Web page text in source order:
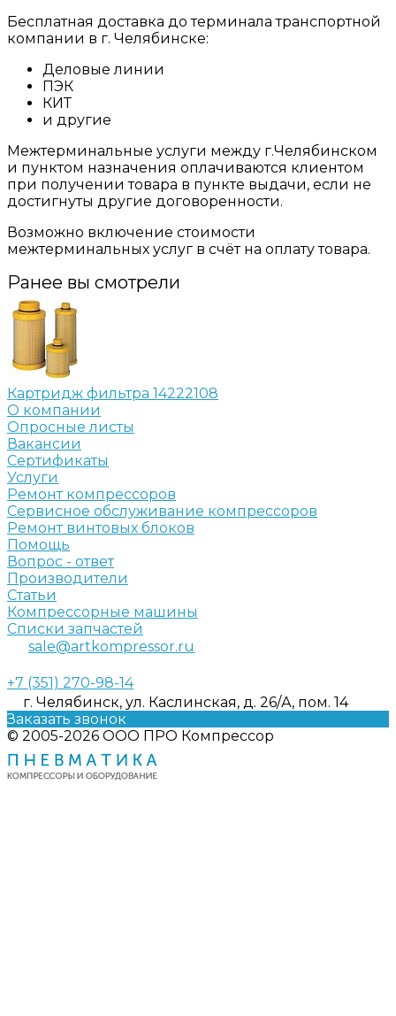
Бесплатная доставка до терминала транспортной
компании в г. Челябинске:
Деловые линии
ПЭК
КИТ
и другие
Межтерминальные услуги между г.Челябинском
и пунктом назначения оплачиваются клиентом
при получении товара в пункте выдачи, если не
достигнуты другие договоренности.
Возможно включение стоимости
межтерминальных услуг в счёт на оплату товара.
Ранее вы смотрели
Картридж фильтра 14222108
О компании
Опросные листы
Вакансии
Сертификаты
Услуги
Ремонт компрессоров
Сервисное обслуживание компрессоров
Ремонт винтовых блоков
Помощь
Вопрос - ответ
Производители
Статьи
Компрессорные машины
Списки запчастей
sale@artkompressor.ru
+7 (351) 270-98-14
г. Челябинск, ул. Каслинская, д. 26/А, пом. 14
Заказать звонок
© 2005-2026 ООО ПРО Компрессор